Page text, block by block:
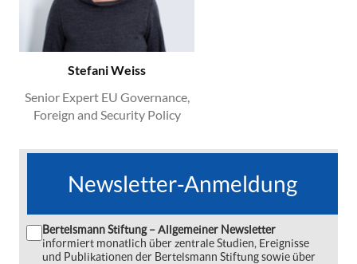
Stefani Weiss
Senior Expert EU Governance,
Foreign and Security Policy
Newsletter-Anmeldung
Bertelsmann Stiftung – Allgemeiner Newsletter
informiert monatlich über zentrale Studien, Ereignisse
und Publikationen der Bertelsmann Stiftung sowie über